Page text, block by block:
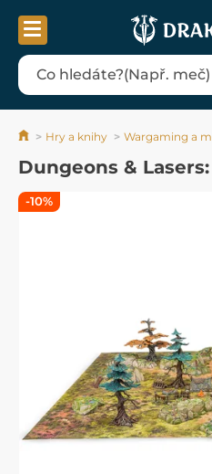
Hry a knihy Wargaming a
Dungeons &
-10%